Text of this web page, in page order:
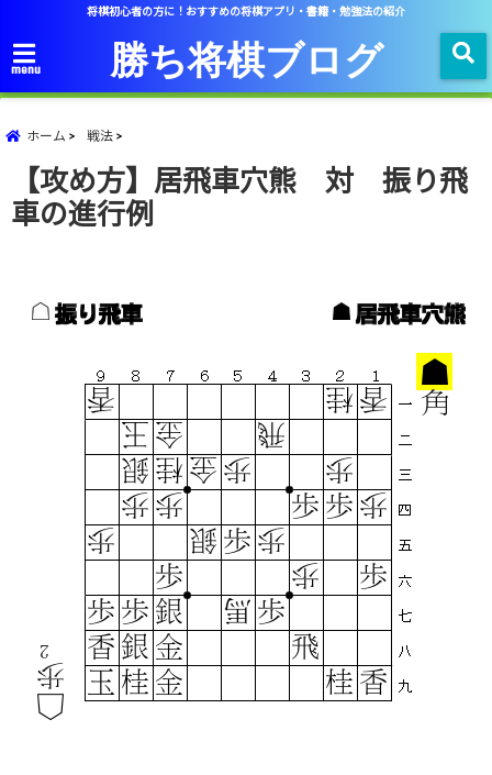
将棋初心者の方に！おすすめの将棋アプリ・書籍・勉強法の紹介
menu 勝ち将棋ブログ
ホーム 戦法
【攻め方】居飛車穴熊 対 振り飛
車の進行例